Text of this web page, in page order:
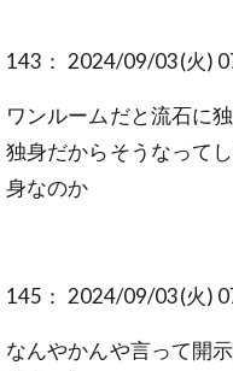
143： 2024/09/03(火)
ワンルームだと流石に
独身だからそうなって
身なのか
145： 2024/09/03(火)
なんやかんや言って開